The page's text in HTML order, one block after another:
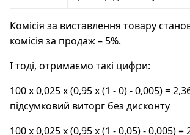
Комісія за виставлення товару
комісія за продаж – 5%.
І тоді, отримаємо такі цифри:
100 х 0,025 х (0,95 х (1 - 0) - 0,005) =
підсумковий виторг без дисконту
100 х 0,025 х (0,95 х (1 - 0,05) - 0,005) =